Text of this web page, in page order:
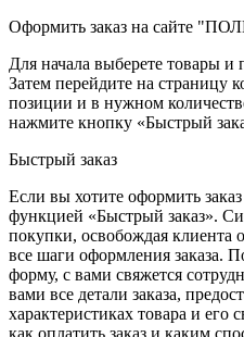
Оформить заказ на сайте
Для начала выберете товары и
Затем перейдите на страницу
позиции и в нужном
нажмите кнопку «Быстрый
Быстрый заказ
Если вы хотите оформить
функцией «Быстрый заказ».
покупки, освобождая клиента
все шаги оформления заказа.
форму, с вами свяжется
вами все детали заказа,
характеристиках товара и его
как оплатить заказ и каким